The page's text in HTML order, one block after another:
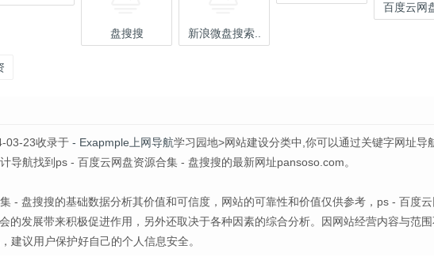
盘搜搜 新浪微盘搜索..
百度云网
03-23收录于 - Exapmple上网导航学习园地>网站建设分类中,你可以通过关键字网址导
导航找到ps - 百度云网盘资源合集 - 盘搜搜的最新网址pansoso.com。
- 盘搜搜的基础数据分析其价值和可信度，网站的可靠性和价值仅供参考，ps - 百度
的发展带来积极促进作用，另外还取决于各种因素的综合分析。因网站经营内容与范
建议用户保护好自己的个人信息安全。